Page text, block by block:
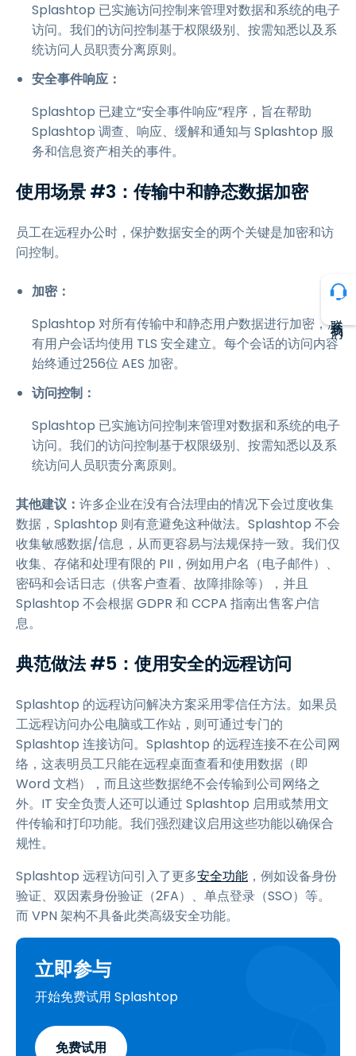
Splashtop 已实施访问控制来管理对数据和系统的电子
访问。我们的访问控制基于权限级别、按需知悉以及系
统访问人员职责分离原则。
安全事件响应：
Splashtop 已建立“安全事件响应”程序，旨在帮助
Splashtop 调查、响应、缓解和通知与 Splashtop 服
务和信息资产相关的事件。
使用场景 #3：传输中和静态数据加密
员工在远程办公时，保护数据安全的两个关键是加密和访
问控制。
加密：
Splashtop 对所有传输中和静态用户数据进行加密，所
有用户会话均使用 TLS 安全建立。每个会话的访问内容
始终通过256位 AES 加密。
访问控制：
Splashtop 已实施访问控制来管理对数据和系统的电子
访问。我们的访问控制基于权限级别、按需知悉以及系
统访问人员职责分离原则。
其他建议： 许多企业在没有合法理由的情况下会过度收集
数据，Splashtop 则有意避免这种做法。Splashtop 不会
收集敏感数据/信息，从而更容易与法规保持一致。我们仅
收集、存储和处理有限的 PII，例如用户名（电子邮件）、
密码和会话日志（供客户查看、故障排除等），并且
Splashtop 不会根据 GDPR 和 CCPA 指南出售客户信
息。
典范做法 #5：使用安全的远程访问
Splashtop 的远程访问解决方案采用零信任方法。如果员
工远程访问办公电脑或工作站，则可通过专门的
Splashtop 连接访问。Splashtop 的远程连接不在公司网
络，这表明员工只能在远程桌面查看和使用数据（即
Word 文档），而且这些数据绝不会传输到公司网络之
外。IT 安全负责人还可以通过 Splashtop 启用或禁用文
件传输和打印功能。我们强烈建议启用这些功能以确保合
规性。
Splashtop 远程访问引入了更多安全功能 ，例如设备身份
验证、双因素身份验证（2FA）、单点登录（SSO）等。
而 VPN 架构不具备此类高级安全功能。
立即参与
开始免费试用 Splashtop
免费试用